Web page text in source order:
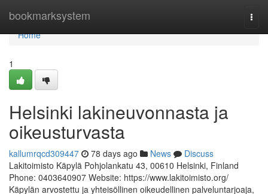
bookmarksystem
Home
Home
1
Helsinki lakineuvonnasta ja
oikeusturvasta
kallumrqcd309447 78 days ago News
Discuss
Lakitoimisto Käpylä Pohjolankatu 43, 00610 Helsinki, Finland
Phone: 0403640907 Website: https://www.lakitoimisto.org/
Käpylän arvostettu ja yhteisöllinen oikeudellinen palveluntarjoaja,